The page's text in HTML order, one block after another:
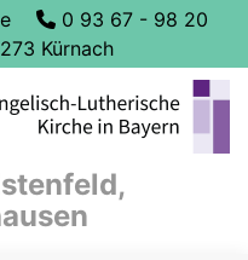
0 93 67 - 98 20
Kürnach